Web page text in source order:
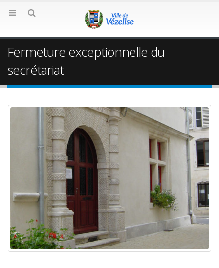
Fermeture exceptionnelle du
secrétariat